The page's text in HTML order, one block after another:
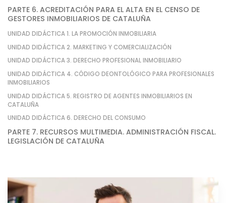
PARTE 6. ACREDITACIÓN PARA EL ALTA EN EL CENSO DE
GESTORES INMOBILIARIOS DE CATALUÑA
UNIDAD DIDÁCTICA 1. LA PROMOCIÓN INMOBILIARIA
UNIDAD DIDÁCTICA 2. MARKETING Y COMERCIALIZACIÓN
UNIDAD DIDÁCTICA 3. DERECHO PROFESIONAL INMOBILIARIO
UNIDAD DIDÁCTICA 4. CÓDIGO DEONTOLÓGICO PARA PROFESIONALES
INMOBILIARIOS
UNIDAD DIDÁCTICA 5. REGISTRO DE AGENTES INMOBILIARIOS EN
CATALUÑA
UNIDAD DIDÁCTICA 6. DERECHO DEL CONSUMO
PARTE 7. RECURSOS MULTIMEDIA. ADMINISTRACIÓN FISCAL.
LEGISLACIÓN DE CATALUÑA